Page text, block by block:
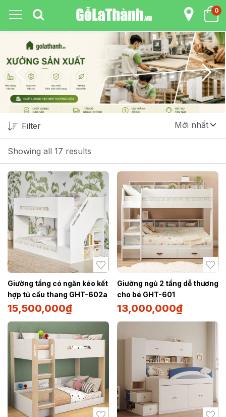
0
Showing all 17 results
Filter Mới nhất
Giường tầng có ngăn kéo kết
hợp tủ cầu thang GHT-602a
15,500,000₫
Giường ngủ 2 tầng dễ thương
cho bé GHT-601
13,000,000₫